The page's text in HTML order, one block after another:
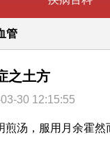
管
之土方
30 12:15:55
煎汤，服用月余霍然